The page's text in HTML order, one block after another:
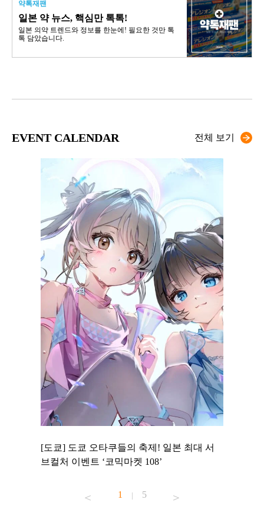
약톡재팬
일본 약 뉴스, 핵심만 톡톡!
일본 의약 트렌드와 정보를 한눈에! 필요한 것만 톡
톡 담았습니다.
EVENT CALENDAR 전체 보기
[도쿄] 도쿄 오타쿠들의 축제! 일본 최대 서
브컬처 이벤트 ‘코믹마켓 108’
1 | 5